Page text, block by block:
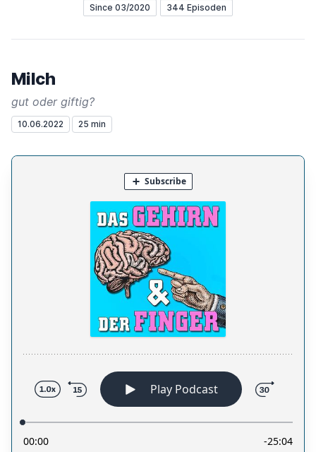
Since 03/2020 344 Episoden
Milch
gut oder giftig?
10.06.2022 25 min